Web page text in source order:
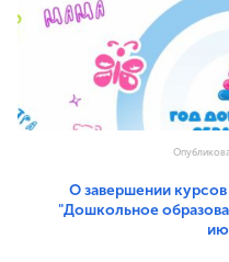
О завершении
"Дошкольное